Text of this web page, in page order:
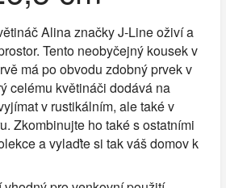
Alina značky J-Line oživí a
Tento neobyčejný kousek v
má po obvodu zdobný prvek v
celému květináči dodává na
v rustikálním, ale také v
Zkombinujte ho také s ostatními
a vylaďte si tak váš domov k